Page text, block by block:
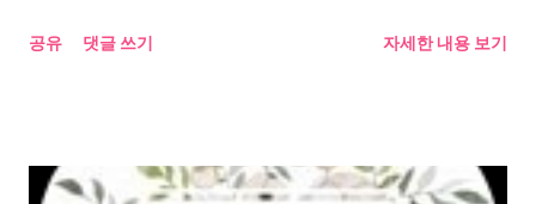
공유 댓글 쓰기 자세한 내용 보기